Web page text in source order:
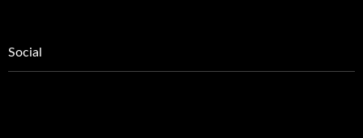
Social